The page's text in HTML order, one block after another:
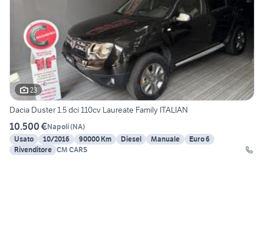
23
Dacia Duster 1.5 dci 110cv Laureate Family ITALIAN
10.500 €Napoli(NA)
Usato
10/2016 90000 Km Diesel Manuale
Euro 6
Rivenditore CM CARS